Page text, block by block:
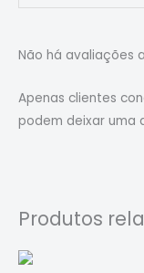
Não há avaliações
Apenas clientes
podem deixar uma
Produtos